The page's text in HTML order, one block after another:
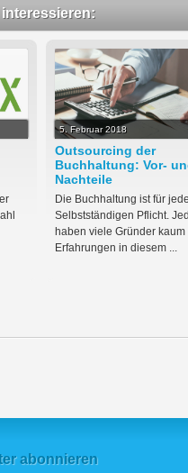
5. Februar 2018
Outsourcing der
Buchhaltung: Vor-
Nachteile
Die Buchhaltung ist für
Selbstständigen Pflicht.
haben viele Gründer kaum
Erfahrungen in diesem ...
abonnieren